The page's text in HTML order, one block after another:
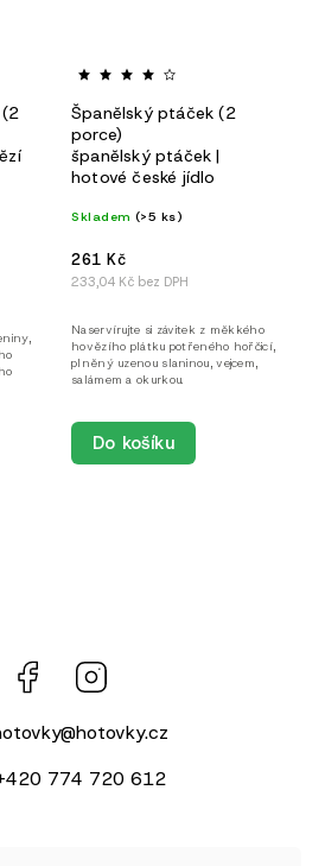
Španělský ptáček (2
porce)
španělský ptáček |
hotové české jídlo
Skladem (>5 ks)
233,04 Kč bez DPH
261 Kč
Do košíku
Naservírujte si závitek z měkkého
hovězího plátku potřeného hořčicí,
plněný uzenou slaninou, vejcem,
salámem a okurkou.
Facebook
@hotovky.cz
774 720 612